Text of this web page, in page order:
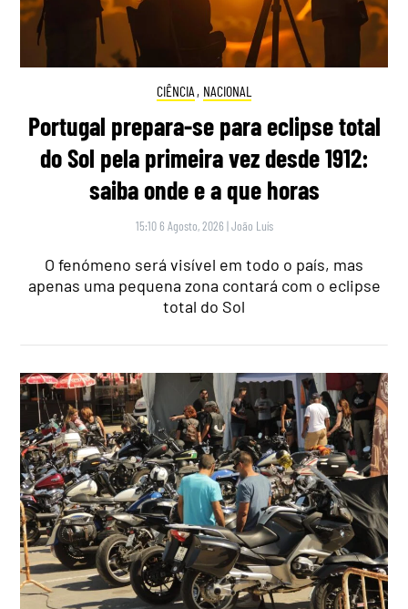
CIÊNCIA , NACIONAL
Portugal prepara-se para eclipse total
do Sol pela primeira vez desde 1912:
saiba onde e a que horas
15:10 6 Agosto, 2026 |João Luís
O fenómeno será visível em todo o país, mas
apenas uma pequena zona contará com o eclipse
total do Sol